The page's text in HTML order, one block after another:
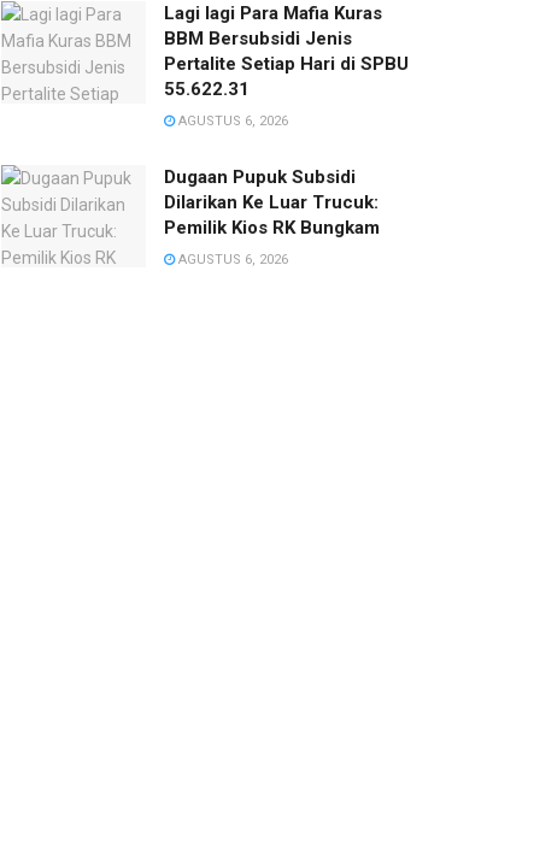
Lagi lagi Para Mafia Kuras
BBM Bersubsidi Jenis
Pertalite Setiap Hari di SPBU
55.622.31
AGUSTUS 6, 2026
‎Dugaan Pupuk Subsidi
Dilarikan Ke Luar Trucuk:
Pemilik Kios RK Bungkam
AGUSTUS 6, 2026